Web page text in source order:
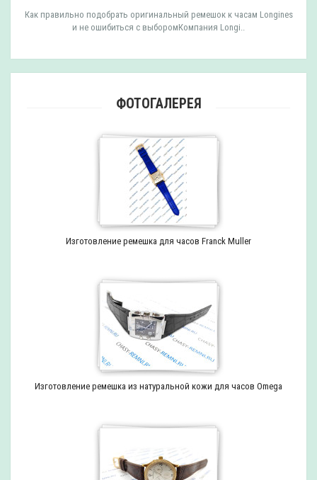
Как правильно подобрать оригинальный ремешок к часам Longines
и не ошибиться с выборомКомпания Longi..
ФОТОГАЛЕРЕЯ
Изготовление ремешка для часов Franck Muller
Изготовление ремешка из натуральной кожи для часов Omega